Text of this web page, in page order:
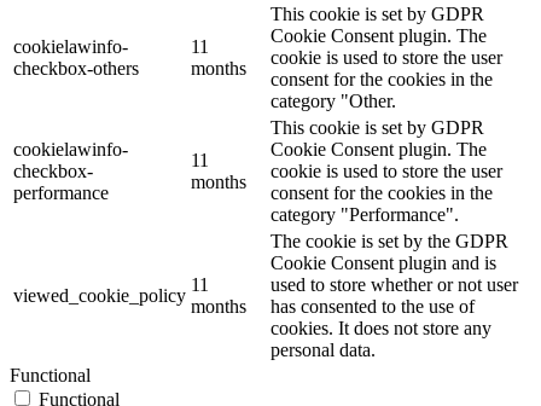
cookielawinfo-
checkbox-others
11
months
This cookie is set by GDPR
Cookie Consent plugin. The
cookie is used to store the user
consent for the cookies in the
category "Other.
cookielawinfo-
checkbox-
performance
11
months
This cookie is set by GDPR
Cookie Consent plugin. The
cookie is used to store the user
consent for the cookies in the
category "Performance".
viewed_cookie_policy
11
months
The cookie is set by the GDPR
Cookie Consent plugin and is
used to store whether or not user
has consented to the use of
cookies. It does not store any
personal data.
Functional
Functional